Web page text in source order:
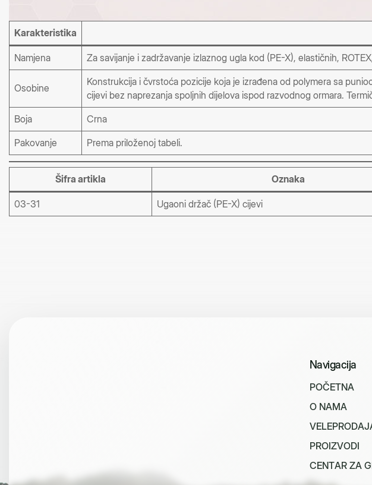
Karakteristika
Namjena Za savijanje i zadržavanje izlaznog ugla kod (PE-X), elastičnih,
Osobine
Konstrukcija i čvrstoća pozicije koja je izrađena od polymera sa
cijevi bez naprezanja spoljnih dijelova ispod razvodnog ormara.
Boja
Crna
Pakovanje
Prema priloženoj tabeli.
Šifra artikla Oznaka
03-31 Ugaoni držač (PE-X) cijevi
Navigacija
POČETNA
O NAMA
VELEPRODAJ
PROIZVODI
CENTAR ZA G